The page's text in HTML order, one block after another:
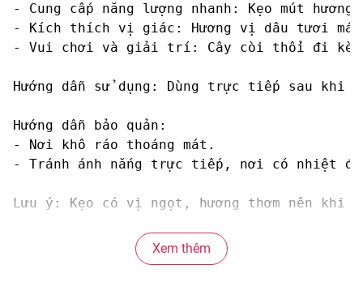
- Cung cấp năng lượng nhanh: Kẹo mút
- Kích thích vị giác: Hương vị dâu tươi
- Vui chơi và giải trí: Cây còi thổi đi kèm
Hướng dẫn sử dụng: Dùng trực tiếp sau khi
Hướng dẫn bảo quản:
- Nơi khô ráo thoáng mát.
- Tránh ánh nắng trực tiếp, nơi có nhiệt độ
Lưu ý: Kẹo có vị ngọt, hương thơm nên khi
Thông số sản phẩm:
- Thương hiệu: Chupa Chups.
Xem thêm